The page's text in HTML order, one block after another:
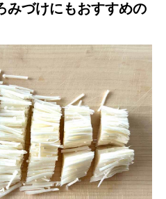
みづけにもおすすめの